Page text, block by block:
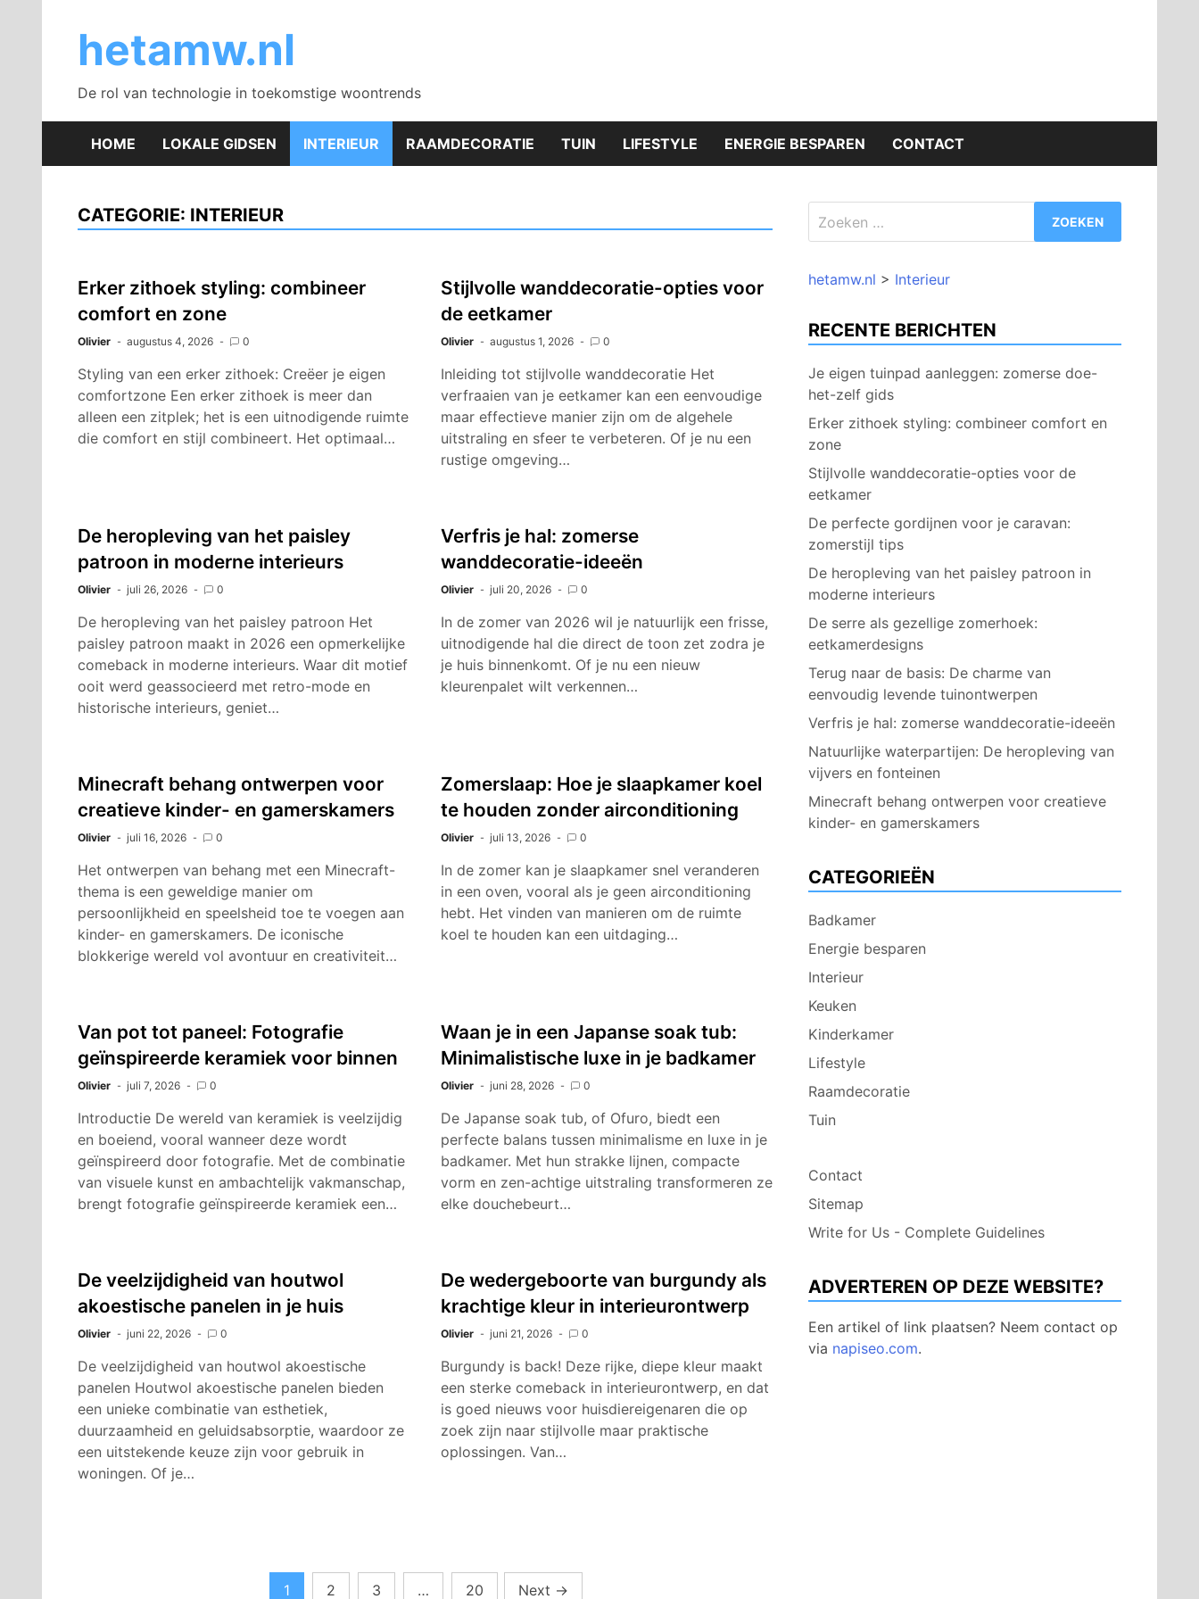
contenthetamw.nl
De rol van technologie in toekomstige woontrends
HOME LOKALE GIDSEN INTERIEUR RAAMDECORATIE TUIN LIFESTYLE ENERGIE BESPAREN CONTACT
CATEGORIE: INTERIEUR
Erker zithoek styling: combineer
comfort en zone
Olivier augustus 4, 2026 0
Styling van een erker zithoek: Creëer je eigen
comfortzone Een erker zithoek is meer dan
alleen een zitplek; het is een uitnodigende ruimte
die comfort en stijl combineert. Het optimaal…
Stijlvolle wanddecoratie-opties voor
de eetkamer
Olivier augustus 1, 2026 0
Inleiding tot stijlvolle wanddecoratie Het
verfraaien van je eetkamer kan een eenvoudige
maar effectieve manier zijn om de algehele
uitstraling en sfeer te verbeteren. Of je nu een
rustige omgeving…
De heropleving van het paisley
patroon in moderne interieurs
Olivier juli 26, 2026 0
De heropleving van het paisley patroon Het
paisley patroon maakt in 2026 een opmerkelijke
comeback in moderne interieurs. Waar dit motief
ooit werd geassocieerd met retro-mode en
historische interieurs, geniet…
Verfris je hal: zomerse
wanddecoratie-ideeën
Olivier juli 20, 2026 0
In de zomer van 2026 wil je natuurlijk een frisse,
uitnodigende hal die direct de toon zet zodra je
je huis binnenkomt. Of je nu een nieuw
kleurenpalet wilt verkennen…
Minecraft behang ontwerpen voor
creatieve kinder- en gamerskamers
Olivier juli 16, 2026 0
Het ontwerpen van behang met een Minecraft-
thema is een geweldige manier om
persoonlijkheid en speelsheid toe te voegen aan
kinder- en gamerskamers. De iconische
blokkerige wereld vol avontuur en creativiteit…
Zomerslaap: Hoe je slaapkamer koel
te houden zonder airconditioning
Olivier juli 13, 2026 0
In de zomer kan je slaapkamer snel veranderen
in een oven, vooral als je geen airconditioning
hebt. Het vinden van manieren om de ruimte
koel te houden kan een uitdaging…
Van pot tot paneel: Fotografie
geïnspireerde keramiek voor binnen
Olivier juli 7, 2026 0
Introductie De wereld van keramiek is veelzijdig
en boeiend, vooral wanneer deze wordt
geïnspireerd door fotografie. Met de combinatie
van visuele kunst en ambachtelijk vakmanschap,
brengt fotografie geïnspireerde keramiek een…
Waan je in een Japanse soak tub:
Minimalistische luxe in je badkamer
Olivier juni 28, 2026 0
De Japanse soak tub, of Ofuro, biedt een
perfecte balans tussen minimalisme en luxe in je
badkamer. Met hun strakke lijnen, compacte
vorm en zen-achtige uitstraling transformeren ze
elke douchebeurt…
De veelzijdigheid van houtwol
akoestische panelen in je huis
Olivier juni 22, 2026 0
De veelzijdigheid van houtwol akoestische
panelen Houtwol akoestische panelen bieden
een unieke combinatie van esthetiek,
duurzaamheid en geluidsabsorptie, waardoor ze
een uitstekende keuze zijn voor gebruik in
woningen. Of je…
De wedergeboorte van burgundy als
krachtige kleur in interieurontwerp
Olivier juni 21, 2026 0
Burgundy is back! Deze rijke, diepe kleur maakt
een sterke comeback in interieurontwerp, en dat
is goed nieuws voor huisdiereigenaren die op
zoek zijn naar stijlvolle maar praktische
oplossingen. Van…
1 2 3 … 20 Next →
naar:
hetamw.nl > Interieur
RECENTE BERICHTEN
Je eigen tuinpad aanleggen: zomerse doe-
het-zelf gids
Erker zithoek styling: combineer comfort en
zone
Stijlvolle wanddecoratie-opties voor de
eetkamer
De perfecte gordijnen voor je caravan:
zomerstijl tips
De heropleving van het paisley patroon in
moderne interieurs
De serre als gezellige zomerhoek:
eetkamerdesigns
Terug naar de basis: De charme van
eenvoudig levende tuinontwerpen
Verfris je hal: zomerse wanddecoratie-ideeën
Natuurlijke waterpartijen: De heropleving van
vijvers en fonteinen
Minecraft behang ontwerpen voor creatieve
kinder- en gamerskamers
CATEGORIEËN
Badkamer
Energie besparen
Interieur
Keuken
Kinderkamer
Lifestyle
Raamdecoratie
Tuin
Contact
Sitemap
Write for Us - Complete Guidelines
ADVERTEREN OP DEZE WEBSITE?
Een artikel of link plaatsen? Neem contact op
via napiseo.com.